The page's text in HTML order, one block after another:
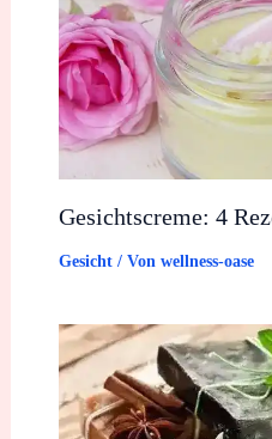
Gesichtscreme: 4
Gesicht/ Von wellness-oase